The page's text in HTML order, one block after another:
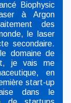
Biophysic
à Argon
des
le laser
secondaire.
domaine de
je vais me
en
start-up
dans le